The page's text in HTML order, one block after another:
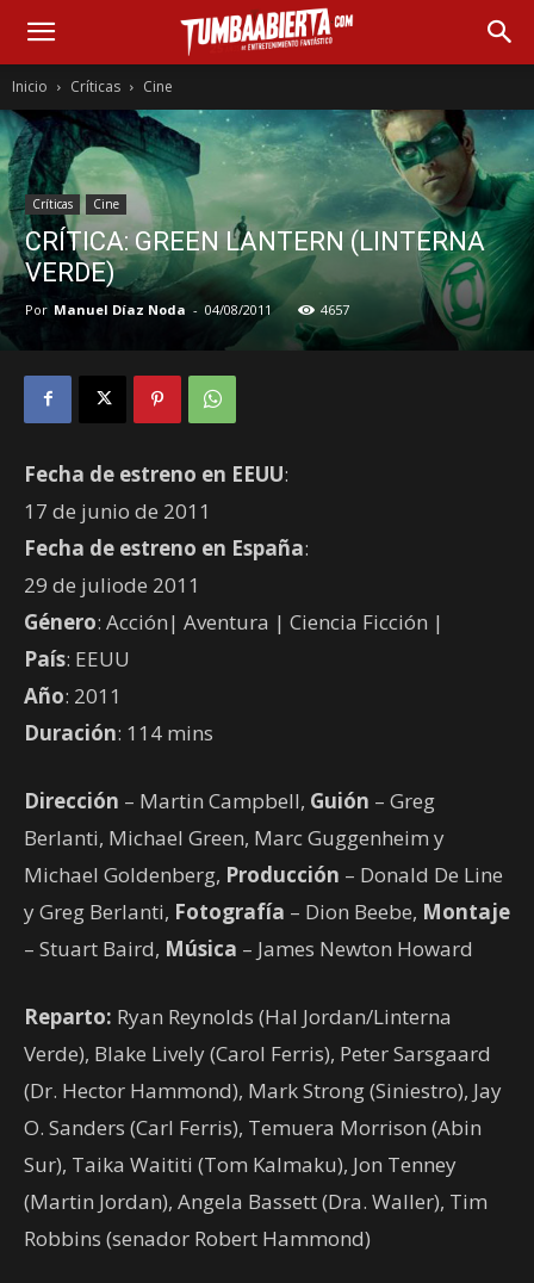
Inicio Críticas Cine
Críticas Cine
CRÍTICA: GREEN LANTERN (LINTERNA
VERDE)
Por Manuel Díaz Noda - 04/08/2011 4657
Fecha de estreno en EEUU:
17 de junio de 2011
Fecha de estreno en España:
29 de juliode 2011
Género: Acción| Aventura | Ciencia Ficción |
País: EEUU
Año: 2011
Duración: 114 mins
Dirección – Martin Campbell, Guión – Greg
Berlanti, Michael Green, Marc Guggenheim y
Michael Goldenberg, Producción – Donald De Line
y Greg Berlanti, Fotografía – Dion Beebe, Montaje
– Stuart Baird, Música – James Newton Howard
Reparto: Ryan Reynolds (Hal Jordan/Linterna
Verde), Blake Lively (Carol Ferris), Peter Sarsgaard
(Dr. Hector Hammond), Mark Strong (Siniestro), Jay
O. Sanders (Carl Ferris), Temuera Morrison (Abin
Sur), Taika Waititi (Tom Kalmaku), Jon Tenney
(Martin Jordan), Angela Bassett (Dra. Waller), Tim
Robbins (senador Robert Hammond)